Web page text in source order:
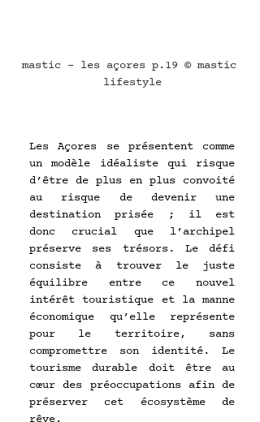
mastic - les açores p.19 © mastic
lifestyle
Les Açores se présentent comme
un modèle idéaliste qui risque
d’être de plus en plus convoité
au risque de devenir une
destination prisée ; il est
donc crucial que l’archipel
préserve ses trésors. Le défi
consiste à trouver le juste
équilibre entre ce nouvel
intérêt touristique et la manne
économique qu’elle représente
pour le territoire, sans
compromettre son identité. Le
tourisme durable doit être au
cœur des préoccupations afin de
préserver cet écosystème de